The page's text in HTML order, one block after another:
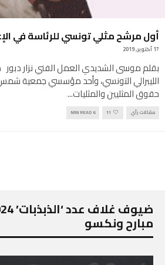
أول مرشح مثلي تونسي للرئاسة في
17 أكتوبر, 2019
بقلم موسى الشديدي العمل الفني نزار دبور
الليبرالي التونسي، وأحد مؤسسي جمعية
حقوق المثليين والمثليات...
مقالات رأي 11
6 MIN READ
مبارح ونكسو